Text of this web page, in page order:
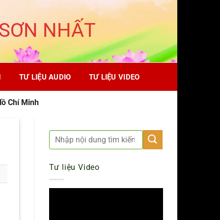
NHẤT
TƯ LIỆU AUDIO TƯ LIỆU VIDEO
Chí Minh
Tư liệu Video